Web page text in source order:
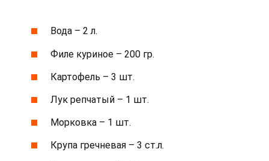
Вода – 2 л.
Филе куриное – 200 гр.
Картофель – 3 шт.
Лук репчатый – 1 шт.
Морковка – 1 шт.
Крупа гречневая – 3 ст.л.